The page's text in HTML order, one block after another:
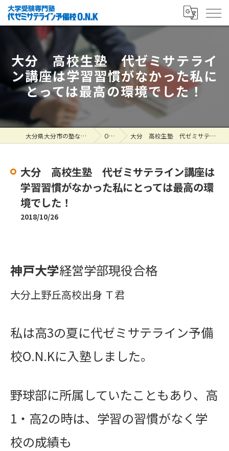
大分 高校生塾 代ゼミサテライ
ン講座は学習習慣がなかった私に
とっては最高の環境でした！
大分県大分市の塾なら大学受験専門塾 代ゼミサテライン予備校O.N.K ONK掲示板 大分 高校生塾 代ゼミサテライン講座は学習習慣がなかった私にとっては最高の環境でした！
大分 高校生塾 代ゼミサテライン講座は
学習習慣がなかった私にとっては最高の環
境でした！
2018/10/26
神戸大学経営学部現役合格
大分上野丘高校出身 Ｔ君
私は高3の夏に代ゼミサテライン予備
校O.N.Kに入塾しました。
野球部に所属していたこともあり、高
1・高2の時は、学習の習慣がなく学
校の成績も